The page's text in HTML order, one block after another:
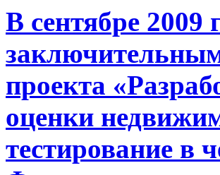
В сентябре 2009
проекта
оценки
тестирование в